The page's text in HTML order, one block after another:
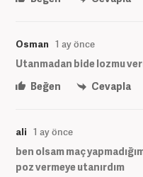
Osman 1 ay önce
Utanmadan bide lozmu
Beğen
Cevapla
ali 1 ay önce
ben olsam maç
poz vermeye utanırdım